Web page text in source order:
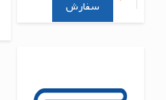
سفارش